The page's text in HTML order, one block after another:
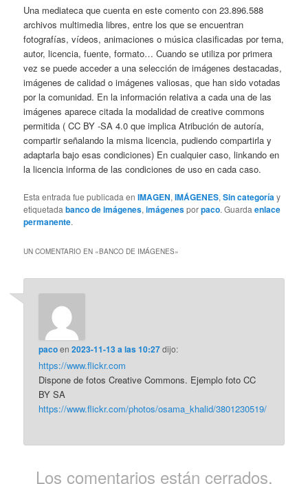
Una mediateca que cuenta en este comento con 23.896.588
archivos multimedia libres, entre los que se encuentran
fotografías, vídeos, animaciones o música clasiﬁcadas por tema,
autor, licencia, fuente, formato… Cuando se utiliza por primera
vez se puede acceder a una selección de imágenes destacadas,
imágenes de calidad o imágenes valiosas, que han sido votadas
por la comunidad. En la información relativa a cada una de las
imágenes aparece citada la modalidad de creative commons
permitida ( CC BY -SA 4.0 que implica Atribución de autoría,
compartir señalando la misma licencia, pudiendo compartirla y
adaptarla bajo esas condiciones) En cualquier caso, linkando en
la licencia informa de las condiciones de uso en cada caso.
Esta entrada fue publicada enIMAGEN,IMÁGENES,Sin categoríay
etiquetadabanco de imágenes,imágenesporpaco. Guardaenlace
permanente.
UN COMENTARIO EN «BANCO DE IMÁGENES»
pacoen2023-11-13 a las 10:27dijo:
https://www.flickr.com
Dispone de fotos Creative Commons. Ejemplo foto CC
BY SA
https://www.flickr.com/photos/osama_khalid/3801230519/
Los comentarios están cerrados.